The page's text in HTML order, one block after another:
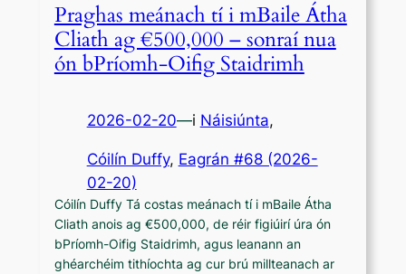
Praghas meánach tí i mBaile Átha
Cliath ag €500,000 – sonraí nua
ón bPríomh-Oifig Staidrimh
2026-02-20—i Náisiúnta,
Cóilín Duffy, Eagrán #68 (2026-
02-20)
Cóilín Duffy Tá costas meánach tí i mBaile Átha
Cliath anois ag €500,000, de réir figiúirí úra ón
bPríomh-Oifig Staidrimh, agus leanann an
ghéarchéim tithíochta ag cur brú millteanach ar